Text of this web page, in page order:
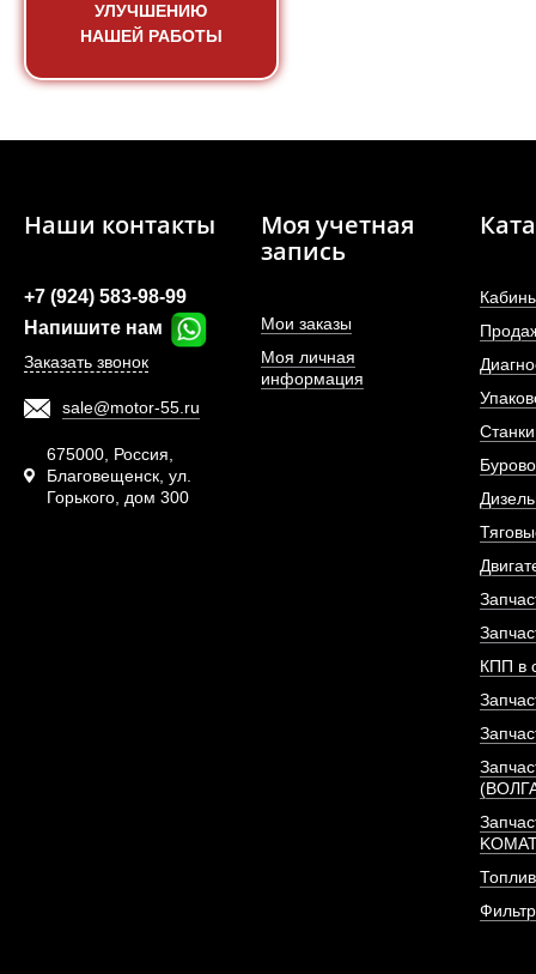
УЛУЧШЕНИЮ
НАШЕЙ РАБОТЫ
ПОД
АРТИКУЛ:
Наши контакты
+7 (924) 583-98-99
Напишите нам
Заказать звонок
sale@motor-55.ru
675000, Россия,
Благовещенск, ул.
Горького, дом 300
Моя учетная
запись
Мои заказы
Моя личная
информация
КПП в